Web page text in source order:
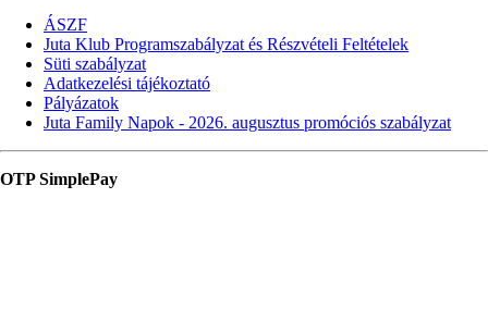
ÁSZF
Juta Klub Programszabályzat és Részvételi Feltételek
Süti szabályzat
Adatkezelési tájékoztató
Pályázatok
Juta Family Napok - 2026. augusztus promóciós szabályzat
OTP SimplePay